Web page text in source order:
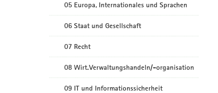
05 Europa, Internationales und Sprachen
06 Staat und Gesellschaft
07 Recht
08 Wirt.Verwaltungshandeln/-organisation
09 IT und Informationssicherheit